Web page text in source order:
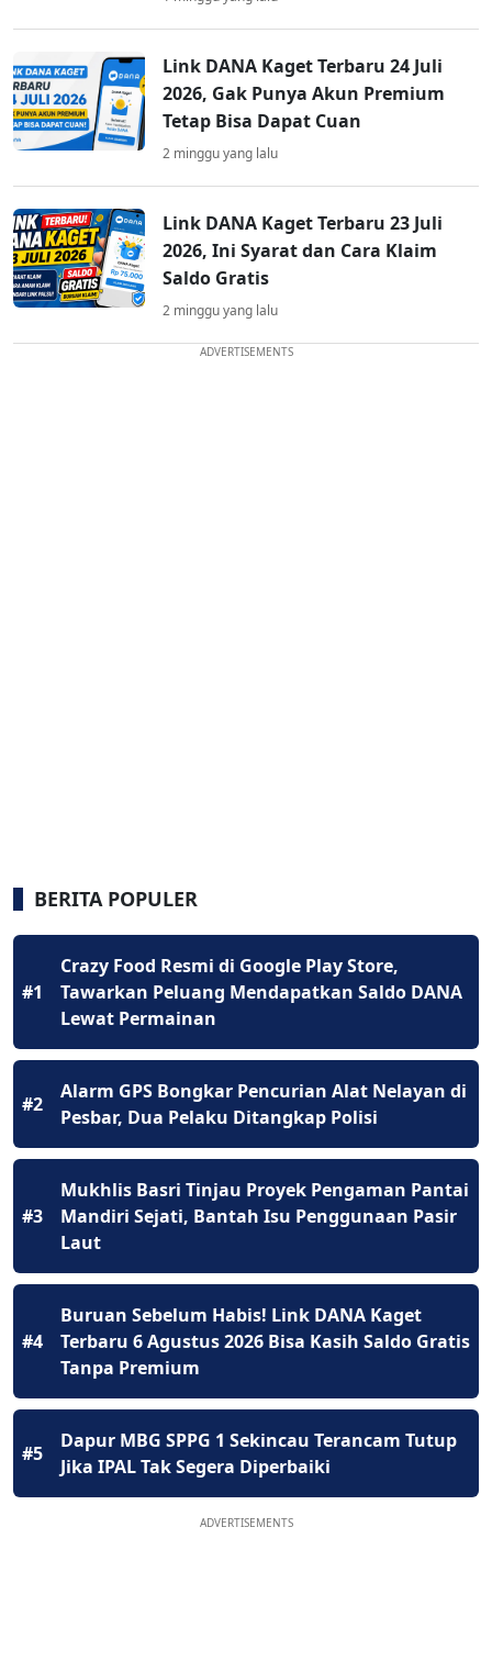
Link DANA Kaget Terbaru 24 Juli
2026, Gak Punya Akun Premium
Tetap Bisa Dapat Cuan
2 minggu yang lalu
Link DANA Kaget Terbaru 23 Juli
2026, Ini Syarat dan Cara Klaim
Saldo Gratis
2 minggu yang lalu
ADVERTISEMENTS
BERITA POPULER
#1
Crazy Food Resmi di Google Play Store,
Tawarkan Peluang Mendapatkan Saldo DANA
Lewat Permainan
#2
Alarm GPS Bongkar Pencurian Alat Nelayan di
Pesbar, Dua Pelaku Ditangkap Polisi
#3
Mukhlis Basri Tinjau Proyek Pengaman Pantai
Mandiri Sejati, Bantah Isu Penggunaan Pasir
Laut
#4
Buruan Sebelum Habis! Link DANA Kaget
Terbaru 6 Agustus 2026 Bisa Kasih Saldo Gratis
Tanpa Premium
#5
Dapur MBG SPPG 1 Sekincau Terancam Tutup
Jika IPAL Tak Segera Diperbaiki
ADVERTISEMENTS